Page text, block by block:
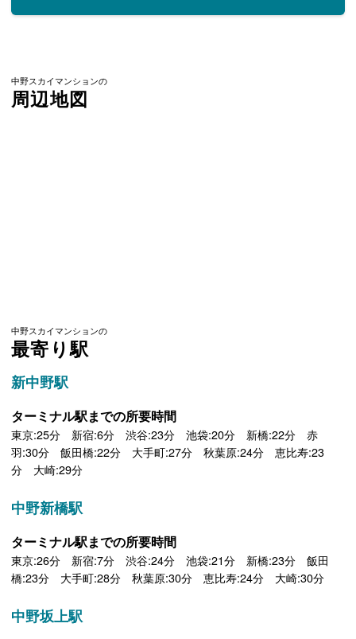
中野スカイマンションの
周辺地図
中野スカイマンションの
最寄り駅
新中野駅
ターミナル駅までの所要時間
東京:25分 新宿:6分 渋谷:23分 池袋:20分 新橋:22分 赤
羽:30分 飯田橋:22分 大手町:27分 秋葉原:24分 恵比寿:23
分 大崎:29分
中野新橋駅
ターミナル駅までの所要時間
東京:26分 新宿:7分 渋谷:24分 池袋:21分 新橋:23分 飯田
橋:23分 大手町:28分 秋葉原:30分 恵比寿:24分 大崎:30分
中野坂上駅